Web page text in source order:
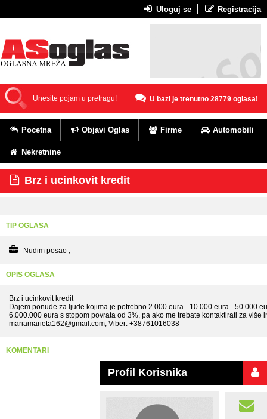
Uloguj se Registracija
U bazi je trenutno 28779 oglasa!
Pocetna Objavi Oglas Firme Automobili
Nekretnine
Brz i ucinkovit kredit
TIP OGLASA
Nudim posao ;
OPIS OGLASA
Brz i ucinkovit kredit
Dajem ponude za ljude kojima je potrebno 2.000 eura - 10.000 eura - 50.000
6.000.000 eura s stopom povrata od 3%, pa ako me trebate kontaktirati za više
mariamarieta162@gmail.com, Viber: +38761016038
KOMENTARI
Profil Korisnika